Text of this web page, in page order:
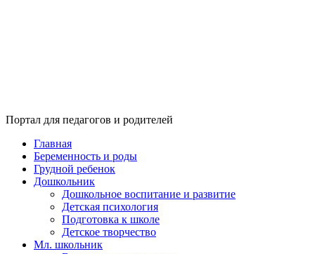
Портал для педагогов и родителей
Главная
Беременность и роды
Грудной ребенок
Дошкольник
Дошкольное воспитание и развитие
Детская психология
Подготовка к школе
Детское творчество
Мл. школьник